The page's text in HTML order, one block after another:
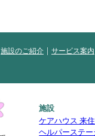
施設のご紹介 サービス案内
施設
ケアハウス 来住
ヘルパーステー